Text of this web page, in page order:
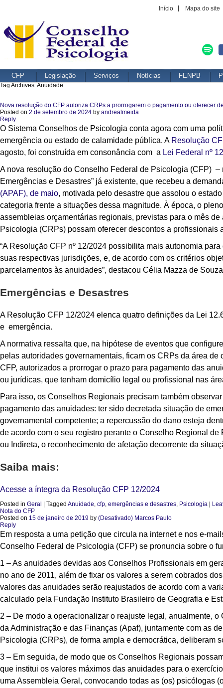
Início Mapa do site
CFP Legislação Serviços Notícias FENPB
Tag Archives:Anuidade
Nova resolução do CFP autoriza CRPs a prorrogarem o pagamento ou
Posted on 2 de setembro de 2024 by andrealmeida
Reply
O Sistema Conselhos de Psicologia conta agora com uma
emergência ou estado de calamidade pública. AResolução
agosto, foi construída em consonância com a Lei Federal nº
A nova resolução do Conselho Federal de Psicologia (CFP)
Emergências e Desastres” já existente, que recebeu a
(APAF), de maio, motivada pelo desastre que assolou o
categoria frente a situações dessa magnitude. À época, o
assembleias orçamentárias regionais, previstas para o mês
Psicologia (CRPs) possam oferecer descontos a
“A Resolução CFP nº 12/2024 possibilita mais autonomia
suas respectivas jurisdições, e, de acordo com os critérios
parcelamentos às anuidades”, destacou Célia Mazza de
Emergências e Desastres
A Resolução CFP 12/2024 elenca quatro definições da Lei
e emergência.
A normativa ressalta que, na hipótese de eventos que
pelas autoridades governamentais, ficam os CRPs da área
CFP, autorizados a prorrogar o prazo para pagamento das
ou jurídicas, que tenham domicílio legal ou profissional nas
Para isso, os Conselhos Regionais precisam também
pagamento das anuidades: ter sido decretada situação de
governamental competente; a repercussão do dano esteja
de acordo com o seu registro perante o Conselho Regional
ou Indireta, o reconhecimento de afetação decorrente da
Saiba mais:
Acesse a íntegra da Resolução CFP 12/2024
Posted in Geral Tagged Anuidade, cfp, emergências e desastres, Psicologia
Nota do CFP
Posted on 15 de janeiro de 2019 by (Desativado) Marcos Paulo
Reply
Em resposta a uma petição que circula na internet e nos e-
Conselho Federal de Psicologia (CFP) se pronuncia sobre o
1 – As anuidades devidas aos Conselhos Profissionais em
no ano de 2011, além de fixar os valores a serem cobrados
valores das anuidades serão reajustados de acordo com a
calculado pela Fundação Instituto Brasileiro de Geografia e
2 – De modo a operacionalizar o reajuste legal, anualmente,
da Administração e das Finanças (Apaf), juntamente com as
Psicologia (CRPs), de forma ampla e democrática, deliberam
3 – Em seguida, de modo que os Conselhos Regionais
que institui os valores máximos das anuidades para o
uma Assembleia Geral, convocando todas as (os) psicólogas